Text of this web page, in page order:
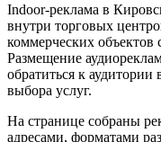
Indoor-реклама в
внутри торговых
коммерческих объектов
Размещение
обратиться к
выбора услуг.
На странице собраны
адресами, форматами